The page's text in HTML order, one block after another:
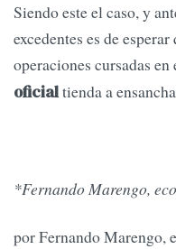
Siendo este el caso, y
excedentes es de
operaciones cursadas en
oficialtienda a
*Fernando Marengo,
por Fernando Marengo,